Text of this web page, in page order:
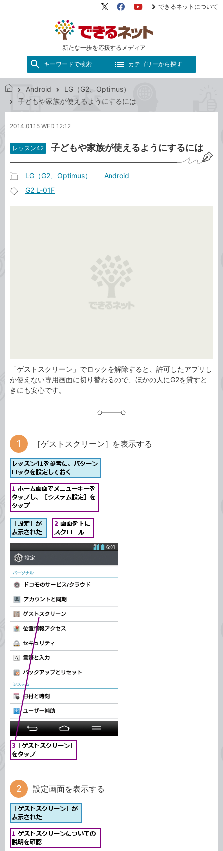
新たな一歩を応援するメディア
X（旧
FacebookYouTube
できるネットについて
キーワードで検索 カテゴリーから探す
で
ネ
ト
Android
LG（G2、Optimus）
子どもや家族が使えるようにするには
2014.01.15 WED 12:12
レッスン42 子どもや家族が使えるようにするには
事
カ
LG（G2、Optimus） Android
G2 L-01F
「ゲストスクリーン」でロックを解除すると、許可したアプリし
か使えない専用画面に切り替わるので、ほかの人にG2を貸すと
きにも安心です。
［ゲストスクリーン］を表示する
設定画面を表示する